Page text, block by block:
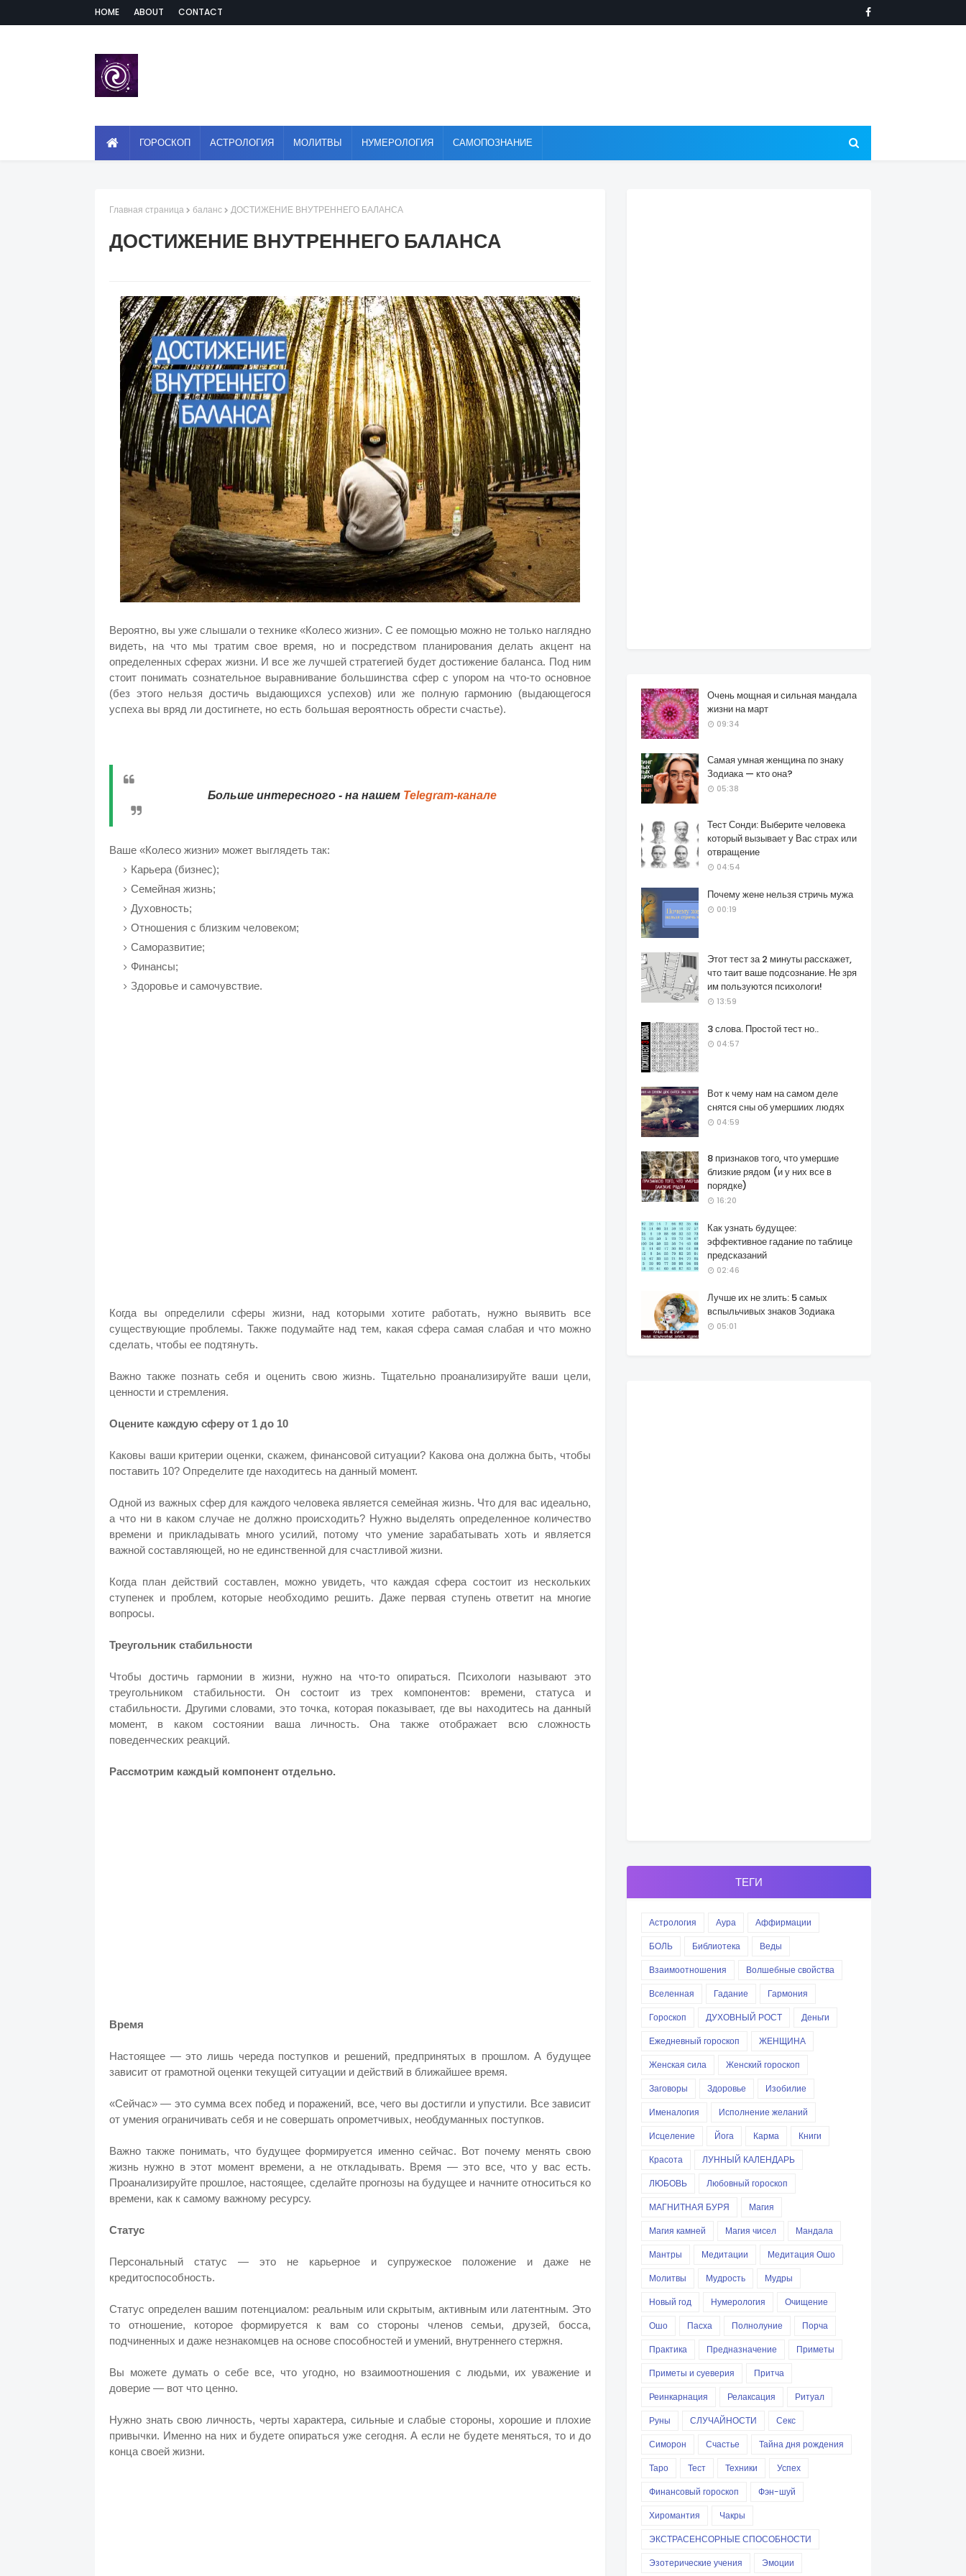
HOME ABOUT CONTACT
ГОРОСКОП АСТРОЛОГИЯ МОЛИТВЫ НУМЕРОЛОГИЯ САМОПОЗНАНИЕ
Главная страница баланс ДОСТИЖЕНИЕ ВНУТРЕННЕГО БАЛАНСА
ДОСТИЖЕНИЕ ВНУТРЕННЕГО БАЛАНСА
Вероятно, вы уже слышали о технике «Колесо жизни». С ее помощью можно не только наглядно
видеть, на что мы тратим свое время, но и посредством планирования делать акцент на
определенных сферах жизни. И все же лучшей стратегией будет достижение баланса. Под ним
стоит понимать сознательное выравнивание большинства сфер с упором на что-то основное
(без этого нельзя достичь выдающихся успехов) или же полную гармонию (выдающегося
успеха вы вряд ли достигнете, но есть большая вероятность обрести счастье).
Больше интересного - на нашем Telegram-канале
Ваше «Колесо жизни» может выглядеть так:
Карьера (бизнес);
Семейная жизнь;
Духовность;
Отношения с близким человеком;
Саморазвитие;
Финансы;
Здоровье и самочувствие.
Когда вы определили сферы жизни, над которыми хотите работать, нужно выявить все
существующие проблемы. Также подумайте над тем, какая сфера самая слабая и что можно
сделать, чтобы ее подтянуть.
Важно также познать себя и оценить свою жизнь. Тщательно проанализируйте ваши цели,
ценности и стремления.
Оцените каждую сферу от 1 до 10
Каковы ваши критерии оценки, скажем, финансовой ситуации? Какова она должна быть, чтобы
поставить 10? Определите где находитесь на данный момент.
Одной из важных сфер для каждого человека является семейная жизнь. Что для вас идеально,
а что ни в каком случае не должно происходить? Нужно выделять определенное количество
времени и прикладывать много усилий, потому что умение зарабатывать хоть и является
важной составляющей, но не единственной для счастливой жизни.
Когда план действий составлен, можно увидеть, что каждая сфера состоит из нескольких
ступенек и проблем, которые необходимо решить. Даже первая ступень ответит на многие
вопросы.
Треугольник стабильности
Чтобы достичь гармонии в жизни, нужно на что-то опираться. Психологи называют это
треугольником стабильности. Он состоит из трех компонентов: времени, статуса и
стабильности. Другими словами, это точка, которая показывает, где вы находитесь на данный
момент, в каком состоянии ваша личность. Она также отображает всю сложность
поведенческих реакций.
Рассмотрим каждый компонент отдельно.
Время
Настоящее — это лишь череда поступков и решений, предпринятых в прошлом. А будущее
зависит от грамотной оценки текущей ситуации и действий в ближайшее время.
«Сейчас» — это сумма всех побед и поражений, все, чего вы достигли и упустили. Все зависит
от умения ограничивать себя и не совершать опрометчивых, необдуманных поступков.
Важно также понимать, что будущее формируется именно сейчас. Вот почему менять свою
жизнь нужно в этот момент времени, а не откладывать. Время — это все, что у вас есть.
Проанализируйте прошлое, настоящее, сделайте прогнозы на будущее и начните относиться ко
времени, как к самому важному ресурсу.
Статус
Персональный статус — это не карьерное и супружеское положение и даже не
кредитоспособность.
Статус определен вашим потенциалом: реальным или скрытым, активным или латентным. Это
то отношение, которое формируется к вам со стороны членов семьи, друзей, босса,
подчиненных и даже незнакомцев на основе способностей и умений, внутреннего стержня.
Вы можете думать о себе все, что угодно, но взаимоотношения с людьми, их уважение и
доверие — вот что ценно.
Нужно знать свою личность, черты характера, сильные и слабые стороны, хорошие и плохие
привычки. Именно на них и будете опираться уже сегодня. А если не будете меняться, то и до
конца своей жизни.
Очень мощная и сильная мандала
жизни на март
09:34
Самая умная женщина по знаку
Зодиака — кто она?
05:38
Тест Сонди: Выберите человека
который вызывает у Вас страх или
отвращение
04:54
Почему жене нельзя стричь мужа
00:19
Этот тест за 2 минуты расскажет,
что таит ваше подсознание. Не зря
им пользуются психологи!
13:59
3 слова. Простой тест но..
04:57
Вот к чему нам на самом деле
снятся сны об умершиих людях
04:59
8 признаков того, что умершие
близкие рядом (и у них все в
порядке)
16:20
Как узнать будущее:
эффективное гадание по таблице
предсказаний
02:46
Лучше их не злить: 5 самых
вспыльчивых знаков Зодиака
05:01
ТЕГИ
Астрология Аура
Аффирмации
БОЛЬ
Библиотека
Веды
Взаимоотношения
Волшебные свойства
Вселенная
Гадание
Гармония
Гороскоп
ДУХОВНЫЙ РОСТ
Деньги
Ежедневный гороскоп
ЖЕНЩИНА
Женская сила
Женский гороскоп
Заговоры
Здоровье
Изобилие
Именалогия
Исполнение желаний
Исцеление
Йога Карма
Книги
Красота
ЛУННЫЙ КАЛЕНДАРЬ
ЛЮБОВЬ
Любовный гороскоп
МАГНИТНАЯ БУРЯ
Магия
Магия камней
Магия чисел
Мандала
Мантры
Медитации
Медитация Ошо
Молитвы
Мудрость
Мудры
Новый год
Нумерология
Очищение
Ошо
Пасха Полнолуние
Порча
Практика
Предназначение
Приметы
Приметы и суеверия
Притча
Реинкарнация
Релаксация
Ритуал
Руны
СЛУЧАЙНОСТИ
Секс
Симорон
Счастье
Тайна дня рождения
Таро
Тест Техники
Успех
Финансовый гороскоп
Фэн-шуй
Хиромантия
Чакры
ЭКСТРАСЕНСОРНЫЕ СПОСОБНОСТИ
Эзотерические учения
Эмоции